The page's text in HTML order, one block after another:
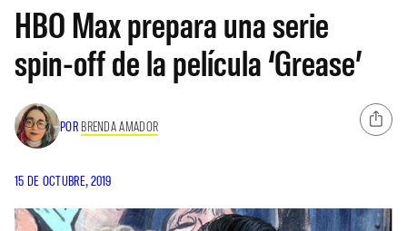
HBO Max prepara una serie
spin-off de la película ‘Grease’
POR BRENDA AMADOR
15 DE OCTUBRE, 2019